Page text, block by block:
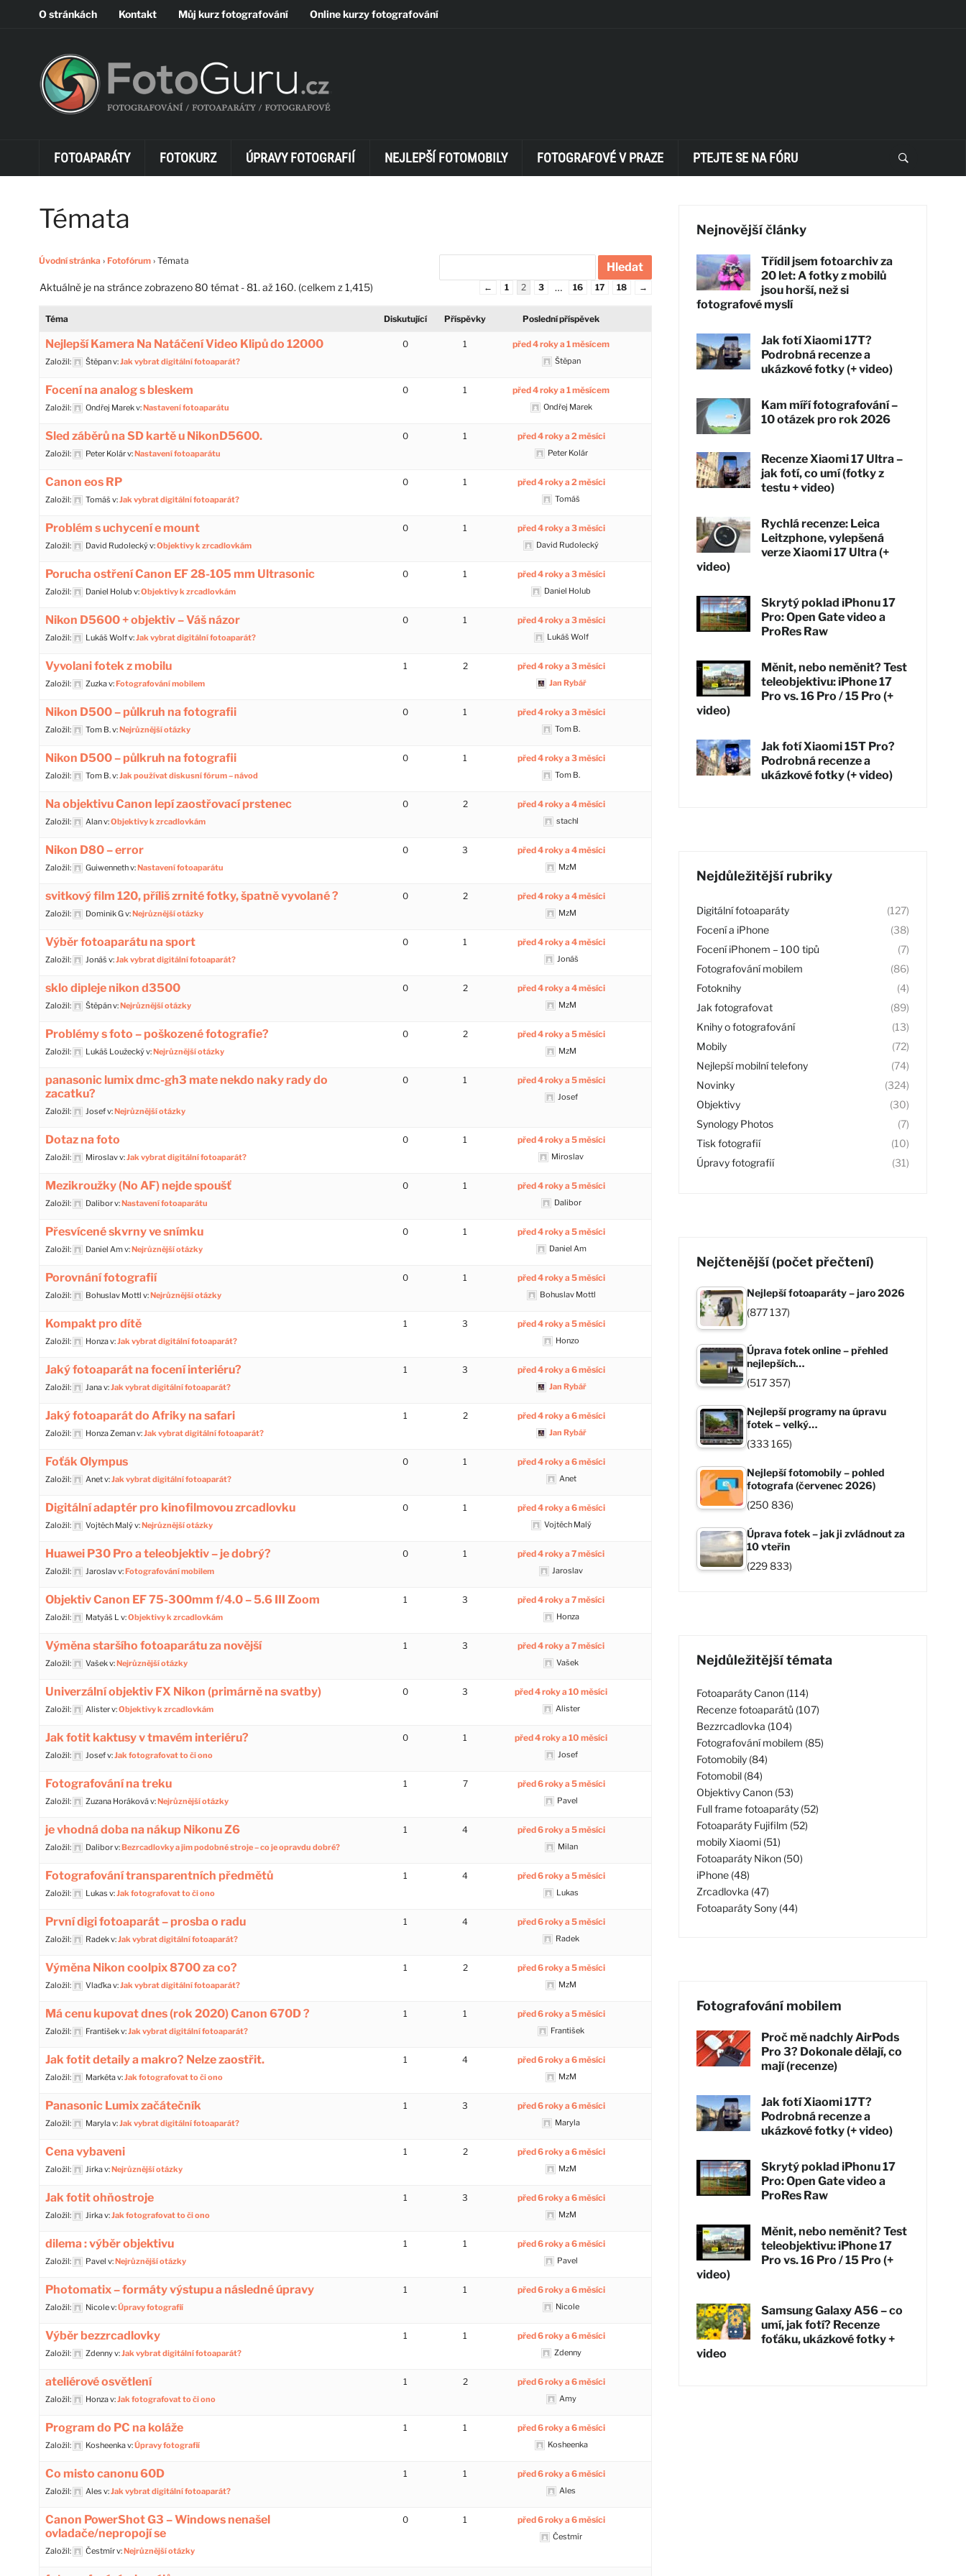
O stránkách Kontakt Můj kurz fotografování Online kurzy fotografování
FOTOAPARÁTY FOTOKURZ ÚPRAVY FOTOGRAFIÍ NEJLEPŠÍ FOTOMOBILY FOTOGRAFOVÉ V PRAZE PTEJTE SE NA FÓRU
Témata
Úvodní stránka › Fotofórum › Témata
Aktuálně je na stránce zobrazeno 80 témat - 81. až 160. (celkem z 1,415) ← 1 2 3 … 16 17 18 →
Téma Diskutující Příspěvky Poslední příspěvek
Nejlepší Kamera Na Natáčení Video Klipů do 12000
Založil: Štěpanv:Jak vybrat digitální fotoaparát?
0 1 před 4 roky a 1 měsícem
Štěpan
Focení na analog s bleskem
Založil: Ondřej Marekv:Nastavení fotoaparátu
0 1 před 4 roky a 1 měsícem
Ondřej Marek
Sled záběrů na SD kartě u NikonD5600.
Založil: Peter Kolárv:Nastavení fotoaparátu
0 1 před 4 roky a 2 měsíci
Peter Kolár
Canon eos RP
Založil: Tomáš v:Jak vybrat digitální fotoaparát?
0 1 před 4 roky a 2 měsíci
Tomáš
Problém s uchycení e mount
Založil: David Rudoleckýv:Objektivy k zrcadlovkám
0 1 před 4 roky a 3 měsíci
David Rudolecký
Porucha ostření Canon EF 28-105 mm Ultrasonic
Založil: Daniel Holub v:Objektivy k zrcadlovkám
0 1 před 4 roky a 3 měsíci
Daniel Holub
Nikon D5600 + objektiv – Váš názor
Založil: Lukáš Wolfv:Jak vybrat digitální fotoaparát?
0 1 před 4 roky a 3 měsíci
Lukáš Wolf
Vyvolani fotek z mobilu
Založil: Zuzkav:Fotografování mobilem
1 2 před 4 roky a 3 měsíci
Jan Rybář
Nikon D500 – půlkruh na fotografii
Založil: Tom B.v:Nejrůznější otázky
0 1 před 4 roky a 3 měsíci
Tom B.
Nikon D500 – půlkruh na fotografii
Založil: Tom B.v:Jak používat diskusní fórum – návod
0 1 před 4 roky a 3 měsíci
Tom B.
Na objektivu Canon lepí zaostřovací prstenec
Založil: Alanv:Objektivy k zrcadlovkám
0 2 před 4 roky a 4 měsíci
stachl
Nikon D80 – error
Založil: Guiwennethv:Nastavení fotoaparátu
0 3 před 4 roky a 4 měsíci
MzM
svitkový film 120, příliš zrnité fotky, špatně vyvolané ?
Založil: Dominik Gv:Nejrůznější otázky
0 2 před 4 roky a 4 měsíci
MzM
Výběr fotoaparátu na sport
Založil: Jonáš v:Jak vybrat digitální fotoaparát?
0 1 před 4 roky a 4 měsíci
Jonáš
sklo dipleje nikon d3500
Založil: Štěpánv:Nejrůznější otázky
0 2 před 4 roky a 4 měsíci
MzM
Problémy s foto – poškozené fotografie?
Založil: Lukáš Loužeckýv:Nejrůznější otázky
0 2 před 4 roky a 5 měsíci
MzM
panasonic lumix dmc-gh3 mate nekdo naky rady do
zacatku?
Založil: Josefv:Nejrůznější otázky
0 1 před 4 roky a 5 měsíci
Josef
Dotaz na foto
Založil: Miroslavv:Jak vybrat digitální fotoaparát?
0 1 před 4 roky a 5 měsíci
Miroslav
Mezikroužky (No AF) nejde spoušť
Založil: Daliborv:Nastavení fotoaparátu
0 1 před 4 roky a 5 měsíci
Dalibor
Přesvícené skvrny ve snímku
Založil: Daniel Amv:Nejrůznější otázky
0 1 před 4 roky a 5 měsíci
Daniel Am
Porovnání fotografií
Založil: Bohuslav Mottl v:Nejrůznější otázky
0 1 před 4 roky a 5 měsíci
Bohuslav Mottl
Kompakt pro dítě
Založil: Honzav:Jak vybrat digitální fotoaparát?
1 3 před 4 roky a 5 měsíci
Honzo
Jaký fotoaparát na focení interiéru?
Založil: Janav:Jak vybrat digitální fotoaparát?
1 3 před 4 roky a 6 měsíci
Jan Rybář
Jaký fotoaparát do Afriky na safari
Založil: Honza Zemanv:Jak vybrat digitální fotoaparát?
1 2 před 4 roky a 6 měsíci
Jan Rybář
Foťák Olympus
Založil: Anetv:Jak vybrat digitální fotoaparát?
0 1 před 4 roky a 6 měsíci
Anet
Digitální adaptér pro kinofilmovou zrcadlovku
Založil: Vojtěch Malýv:Nejrůznější otázky
0 1 před 4 roky a 6 měsíci
Vojtěch Malý
Huawei P30 Pro a teleobjektiv – je dobrý?
Založil: Jaroslavv:Fotografování mobilem
0 1 před 4 roky a 7 měsíci
Jaroslav
Objektiv Canon EF 75-300mm f/4.0 – 5.6 III Zoom
Založil: Matyáš Lv:Objektivy k zrcadlovkám
1 3 před 4 roky a 7 měsíci
Honza
Výměna staršího fotoaparátu za novější
Založil: Vašekv:Nejrůznější otázky
1 3 před 4 roky a 7 měsíci
Vašek
Univerzální objektiv FX Nikon (primárně na svatby)
Založil: Alisterv:Objektivy k zrcadlovkám
0 3 před 4 roky a 10 měsíci
Alister
Jak fotit kaktusy v tmavém interiéru?
Založil: Josefv:Jak fotografovat to či ono
0 1 před 4 roky a 10 měsíci
Josef
Fotografování na treku
Založil: Zuzana Horákováv:Nejrůznější otázky
1 7 před 6 roky a 5 měsíci
Pavel
je vhodná doba na nákup Nikonu Z6
Založil: Daliborv:Bezrcadlovky a jim podobné stroje – co je opravdu dobré?
1 4 před 6 roky a 5 měsíci
Milan
Fotografování transparentních předmětů
Založil: Lukas v:Jak fotografovat to či ono
1 4 před 6 roky a 5 měsíci
Lukas
První digi fotoaparát – prosba o radu
Založil: Radekv:Jak vybrat digitální fotoaparát?
1 4 před 6 roky a 5 měsíci
Radek
Výměna Nikon coolpix 8700 za co?
Založil: Vlaďkav:Jak vybrat digitální fotoaparát?
1 2 před 6 roky a 5 měsíci
MzM
Má cenu kupovat dnes (rok 2020) Canon 670D ?
Založil: Františekv:Jak vybrat digitální fotoaparát?
1 1 před 6 roky a 5 měsíci
František
Jak fotit detaily a makro? Nelze zaostřit.
Založil: Markétav:Jak fotografovat to či ono
1 4 před 6 roky a 6 měsíci
MzM
Panasonic Lumix začátečník
Založil: Marylav:Jak vybrat digitální fotoaparát?
1 3 před 6 roky a 6 měsíci
Maryla
Cena vybaveni
Založil: Jirkav:Nejrůznější otázky
1 2 před 6 roky a 6 měsíci
MzM
Jak fotit ohňostroje
Založil: Jirkav:Jak fotografovat to či ono
1 3 před 6 roky a 6 měsíci
MzM
dilema : výběr objektivu
Založil: Pavel v:Nejrůznější otázky
1 1 před 6 roky a 6 měsíci
Pavel
Photomatix – formáty výstupu a následné úpravy
Založil: Nicolev:Úpravy fotografií
1 1 před 6 roky a 6 měsíci
Nicole
Výběr bezzrcadlovky
Založil: Zdennyv:Jak vybrat digitální fotoaparát?
1 1 před 6 roky a 6 měsíci
Zdenny
ateliérové osvětlení
Založil: Honzav:Jak fotografovat to či ono
1 2 před 6 roky a 6 měsíci
Amy
Program do PC na koláže
Založil: Kosheenkav:Úpravy fotografií
1 1 před 6 roky a 6 měsíci
Kosheenka
Co misto canonu 60D
Založil: Ales v:Jak vybrat digitální fotoaparát?
1 1 před 6 roky a 6 měsíci
Ales
Canon PowerShot G3 – Windows nenašel
ovladače/nepropojí se
Založil: Čestmírv:Nejrůznější otázky
0 1 před 6 roky a 6 měsíci
Čestmír
Nejnovější články
Třídil jsem fotoarchiv za
20 let: A fotky z mobilů
jsou horší, než si
fotografové myslí
Jak fotí Xiaomi 17T?
Podrobná recenze a
ukázkové fotky (+ video)
Kam míří fotografování –
10 otázek pro rok 2026
Recenze Xiaomi 17 Ultra –
jak fotí, co umí (fotky z
testu + video)
Rychlá recenze: Leica
Leitzphone, vylepšená
verze Xiaomi 17 Ultra (+
video)
Skrytý poklad iPhonu 17
Pro: Open Gate video a
ProRes Raw
Měnit, nebo neměnit? Test
teleobjektivu: iPhone 17
Pro vs. 16 Pro / 15 Pro (+
video)
Jak fotí Xiaomi 15T Pro?
Podrobná recenze a
ukázkové fotky (+ video)
Nejdůležitější rubriky
Digitální fotoaparáty
(127)
Focení a iPhone
(38)
Focení iPhonem – 100 tipů
(7)
Fotografování mobilem
(86)
Fotoknihy
(4)
Jak fotografovat
(89)
Knihy o fotografování
(13)
Mobily
(72)
Nejlepší mobilní telefony
(74)
Novinky
(324)
Objektivy
(30)
Synology Photos
(7)
Tisk fotografií
(10)
Úpravy fotografií
(31)
Nejčtenější (počet přečtení)
Nejlepší fotoaparáty – jaro 2026
(877 137)
Úprava fotek online – přehled
nejlepších…
(517 357)
Nejlepší programy na úpravu
fotek – velký…
(333 165)
Nejlepší fotomobily – pohled
fotografa (červenec 2026)
(250 836)
Úprava fotek – jak ji zvládnout za
10 vteřin
(229 833)
Nejdůležitější témata
Fotoaparáty Canon (114)
Recenze fotoaparátů (107)
Bezzrcadlovka (104)
Fotografování mobilem (85)
Fotomobily (84)
Fotomobil (84)
Objektivy Canon (53)
Full frame fotoaparáty (52)
Fotoaparáty Fujifilm (52)
mobily Xiaomi (51)
Fotoaparáty Nikon (50)
iPhone (48)
Zrcadlovka (47)
Fotoaparáty Sony (44)
Fotografování mobilem
Proč mě nadchly AirPods
Pro 3? Dokonale dělají, co
mají (recenze)
Jak fotí Xiaomi 17T?
Podrobná recenze a
ukázkové fotky (+ video)
Skrytý poklad iPhonu 17
Pro: Open Gate video a
ProRes Raw
Měnit, nebo neměnit? Test
teleobjektivu: iPhone 17
Pro vs. 16 Pro / 15 Pro (+
video)
Samsung Galaxy A56 – co
umí, jak fotí? Recenze
foťáku, ukázkové fotky +
video